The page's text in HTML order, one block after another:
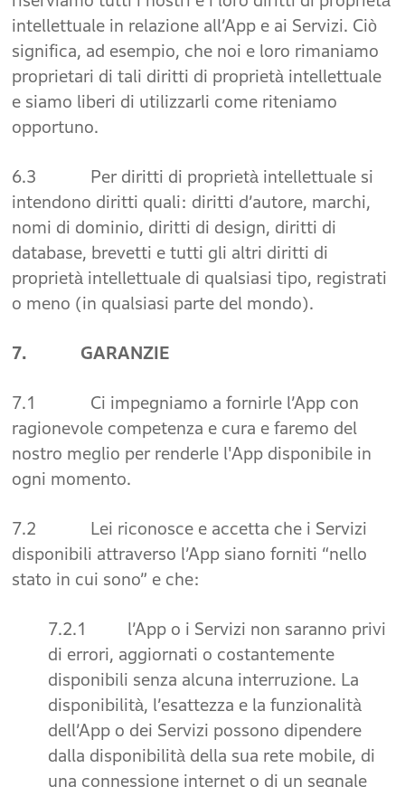
intellettuale in relazione all’App e ai Servizi. Ciò
significa, ad esempio, che noi e loro rimaniamo
proprietari di tali diritti di proprietà intellettuale
e siamo liberi di utilizzarli come riteniamo
opportuno.
6.3 Per diritti di proprietà intellettuale si
intendono diritti quali: diritti d’autore, marchi,
nomi di dominio, diritti di design, diritti di
database, brevetti e tutti gli altri diritti di
proprietà intellettuale di qualsiasi tipo, registrati
o meno (in qualsiasi parte del mondo).
7. GARANZIE
7.1 Ci impegniamo a fornirle l’App con
ragionevole competenza e cura e faremo del
nostro meglio per renderle l'App disponibile in
ogni momento.
7.2 Lei riconosce e accetta che i Servizi
disponibili attraverso l’App siano forniti “nello
stato in cui sono” e che:
7.2.1 l’App o i Servizi non saranno privi
di errori, aggiornati o costantemente
disponibili senza alcuna interruzione. La
disponibilità, l’esattezza e la funzionalità
dell’App o dei Servizi possono dipendere
dalla disponibilità della sua rete mobile, di
una connessione internet o di un segnale